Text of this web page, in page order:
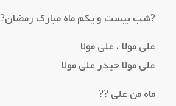
?شب بیست و یکم ماه مبارک‌ رمضان?
علی مولا ، علی مولا
علی مولا حیدر علی مولا
ماه من علی ??